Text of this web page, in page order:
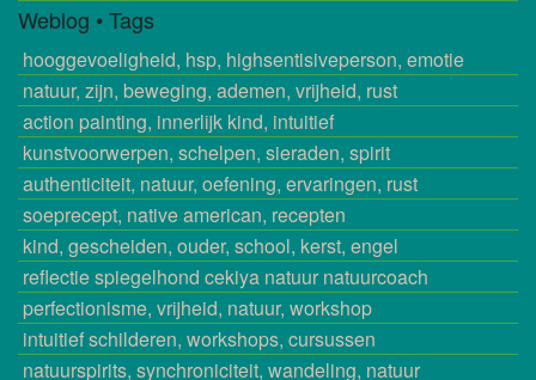
Weblog • Tags
hooggevoeligheid, hsp, highsentisiveperson, emotie
natuur, zijn, beweging, ademen, vrijheid, rust
action painting, innerlijk kind, intuitief
kunstvoorwerpen, schelpen, sieraden, spirit
authenticiteit, natuur, oefening, ervaringen, rust
soeprecept, native american, recepten
kind, gescheiden, ouder, school, kerst, engel
reflectie spiegelhond cekiya natuur natuurcoach
perfectionisme, vrijheid, natuur, workshop
intuitief schilderen, workshops, cursussen
natuurspirits, synchroniciteit, wandeling, natuur